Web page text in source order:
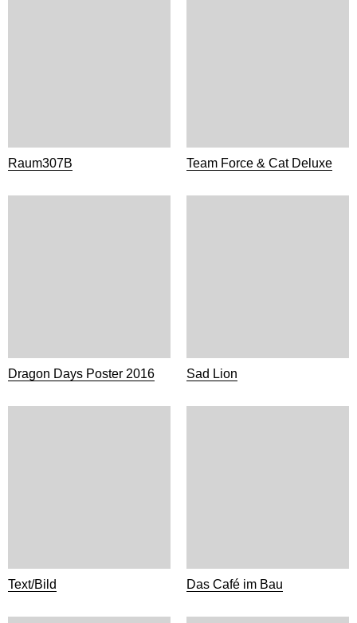
Raum307B Team Force & Cat Deluxe
Dragon Days Poster 2016 Sad Lion
Text/Bild Das Café im Bau